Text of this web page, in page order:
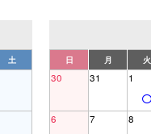
土 日 月 火
30 31 1
6 7 8